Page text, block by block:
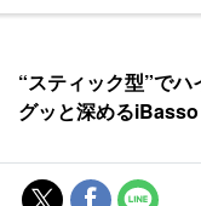
“スティック型”で
グッと深める